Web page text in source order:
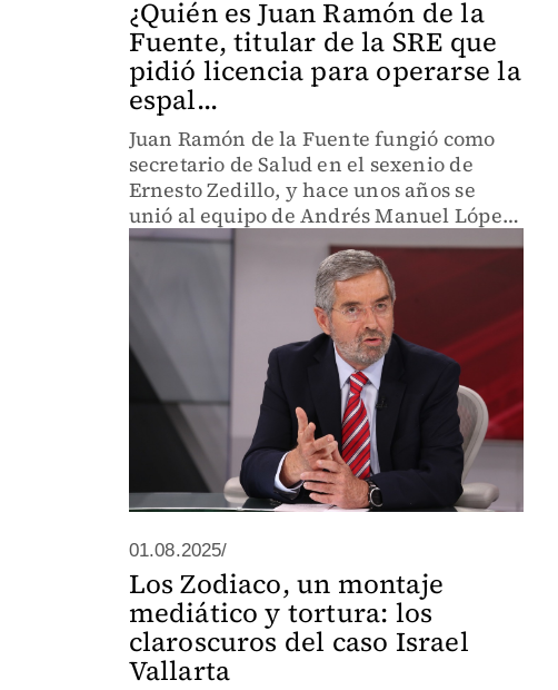
¿Quién es Juan Ramón de la
Fuente, titular de la SRE que
pidió licencia para operarse la
espal...
Juan Ramón de la Fuente fungió como
secretario de Salud en el sexenio de
Ernesto Zedillo, y hace unos años se
unió al equipo de Andrés Manuel López
Obrador.
01.08.2025/
Los Zodiaco, un montaje
mediático y tortura: los
claroscuros del caso Israel
Vallarta